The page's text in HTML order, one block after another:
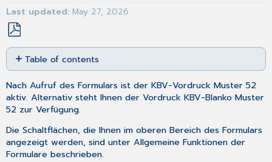
Last updated May 27, 2026
Save
as
PDF
Table of contents
und
Berufstätigkeit
Maßnahmen
Sonstiges
NachAufruf des Formulars ist der KBV-Vordruck Muster 52
aktiv. Alternativ steht Ihnen der Vordruck KBV-Blanko Muster
52 zur Verfügung.
Die Schaltflächen, die Ihnen im oberen Bereich des Formulars
angezeigt werden, sind unterAllgemeine Funktionen der
Formulare beschrieben.